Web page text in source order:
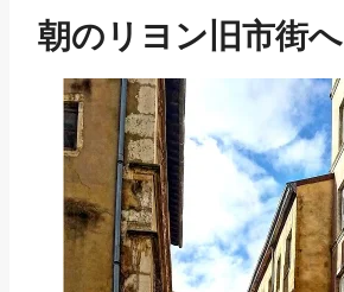
朝のリヨン旧市街へ